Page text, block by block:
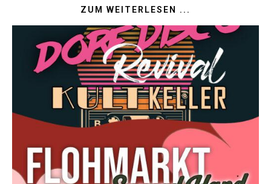
ZUM WEITERLESEN ...